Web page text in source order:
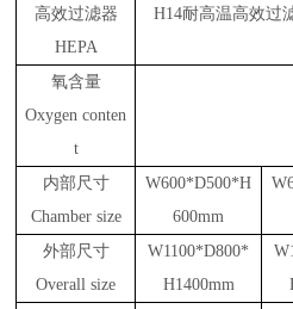
高效过滤器
HEPA
H14耐高温高效过
氧含量
Oxygen conten
t
内部尺寸
Chamber size
W600*D500*H
600mm
外部尺寸
Overall size
W1100*D800*
H1400mm